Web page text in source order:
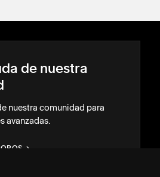
de nuestra
nuestra comunidad para
avanzadas.
→
→